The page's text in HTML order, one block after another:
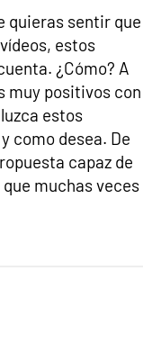
quieras sentir que
estos
¿Cómo? A
muy positivos con
estos
como desea. De
capaz de
muchas veces